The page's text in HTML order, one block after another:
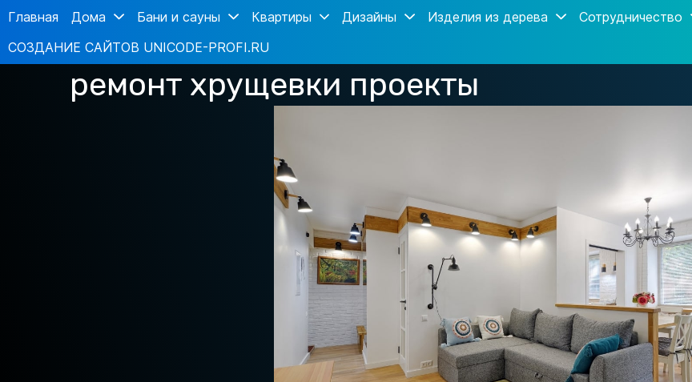
Главная Дома Бани и сауны Квартиры Дизайны Изделия из дерева
Сотрудничество
СОЗДАНИЕ САЙТОВ UNICODE-PROFI.RU
ремонт хрущевки проекты